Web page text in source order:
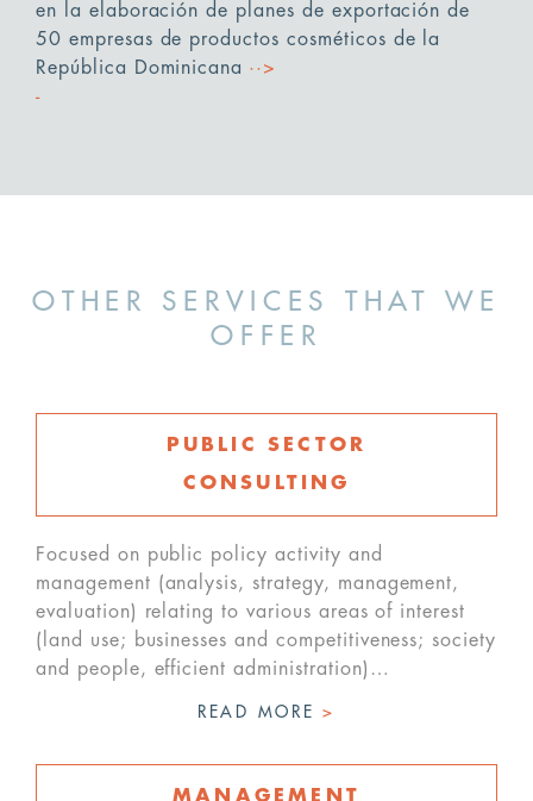
en la elaboración de planes de exportación de
50 empresas de productos cosméticos de la
República Dominicana ··>
OTHER SERVICES THAT WE
OFFER
PUBLIC SECTOR
CONSULTING
Focused on public policy activity and
management (analysis, strategy, management,
evaluation) relating to various areas of interest
(land use; businesses and competitiveness; society
and people, efficient administration)…
READ MORE>
MANAGEMENT